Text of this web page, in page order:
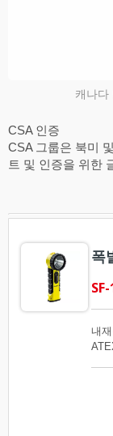
캐나다
CSA 인증
CSA 그룹은 북미
트 및 인증을 위한
폭
내